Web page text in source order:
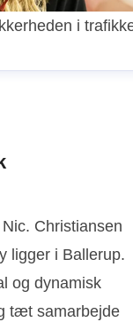
i
Christiansen
ligger i Ballerup.
og dynamisk
tæt samarbejde